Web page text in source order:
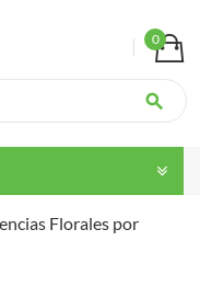
0
search
Florales por